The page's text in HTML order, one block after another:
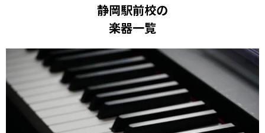
静岡駅前校の
楽器一覧